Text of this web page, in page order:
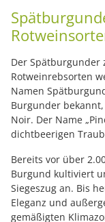
Der Spätburgunder
Rotweinrebsorten
Namen
Burgunder
Noir. Der Name
dichtbeerigen
Bereits vor über
Burgund kultiviert
Siegeszug an. Bis
Eleganz und
gemäßigten